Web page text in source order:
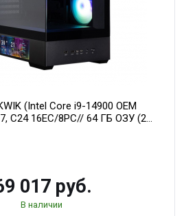
(Intel Core i9-14900 OEM
C24 16EC/8PC// 64 ГБ ОЗУ (2
GAMINGPRO OC 16GB GDDR7
017 руб.
В наличии